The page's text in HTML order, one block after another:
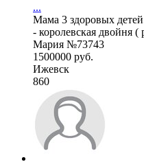
...
Мама 3 здоровых
- королевская двойня
Мария №73743
1500000 руб.
Ижевск
860